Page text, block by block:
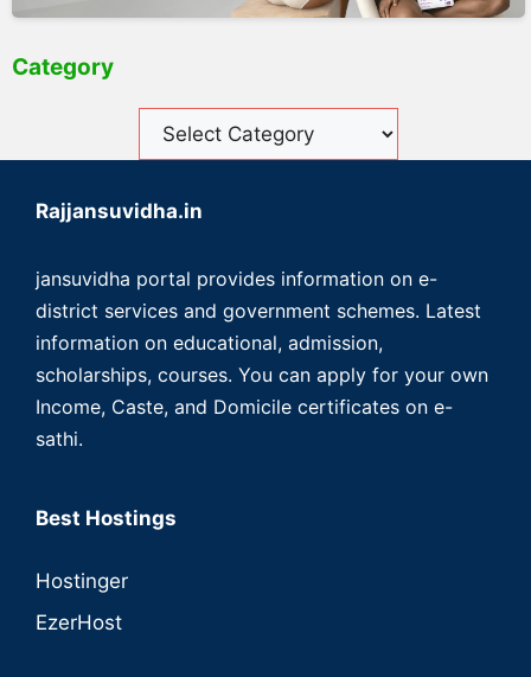
Category
Rajjansuvidha.in
jansuvidha portal provides information on e-
district services and government schemes. Latest
information on educational, admission,
scholarships, courses. You can apply for your own
Income, Caste, and Domicile certificates on e-
sathi.
Best Hostings
Hostinger
EzerHost